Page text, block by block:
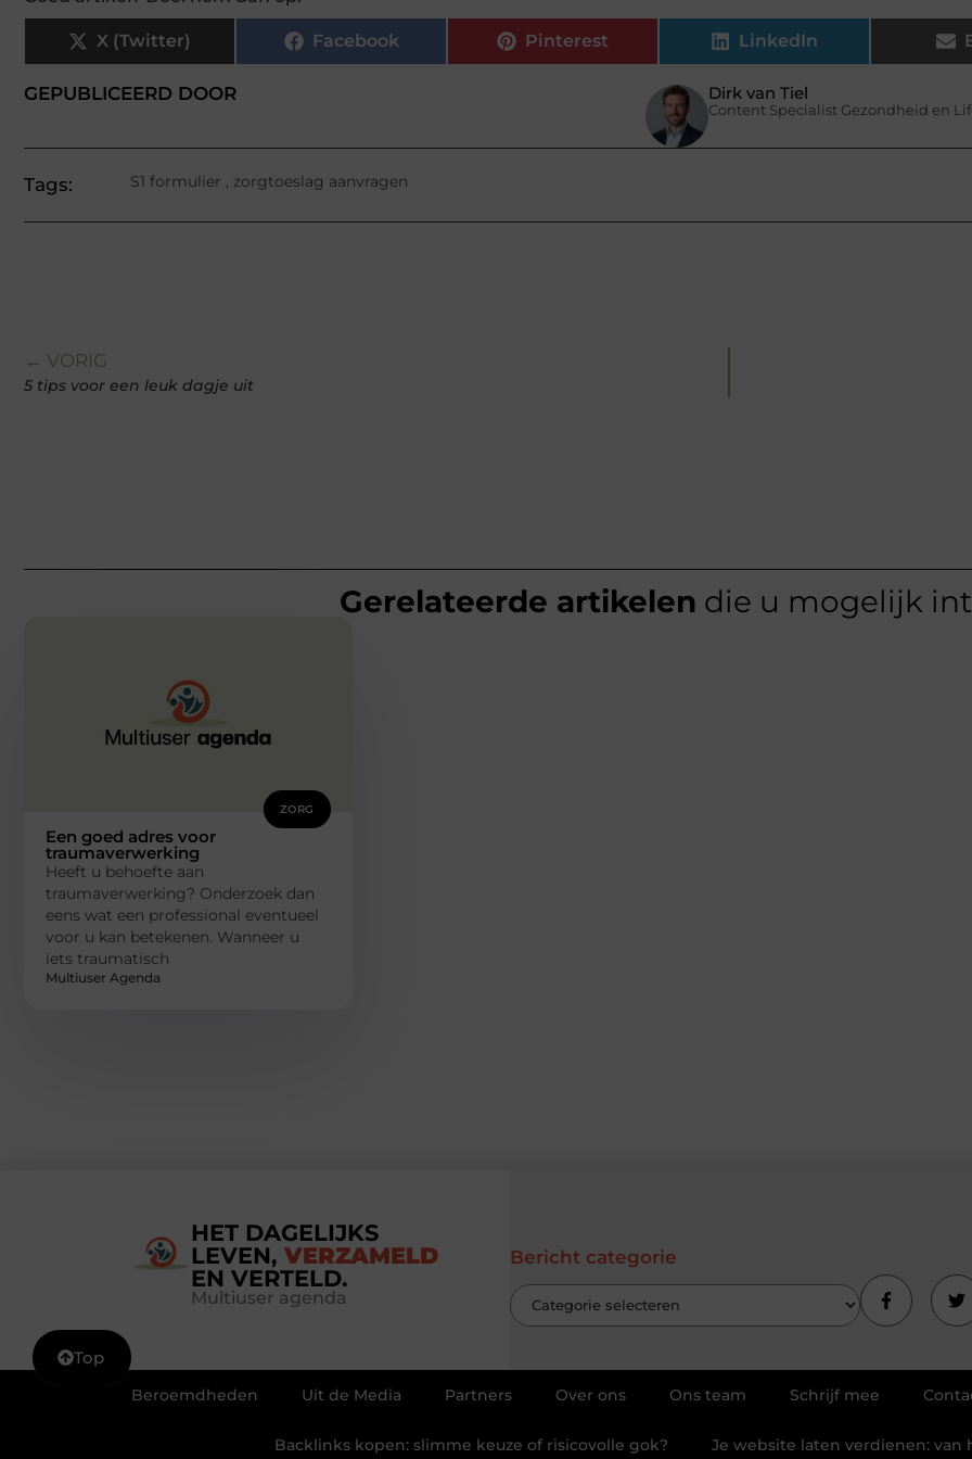
Top
X (Twitter) Facebook Pinterest LinkedIn
GEPUBLICEERD DOOR Dirk van Tiel
Content Specialist Gezondheid en
Tags: S1 formulier , zorgtoeslag aanvragen
← VORIG
5 tips voor een leuk dagje uit
Gerelateerde artikelen die u mogelijk
ZORG
Een goed adres voor
traumaverwerking
Heeft u behoefte aan
traumaverwerking? Onderzoek dan
eens wat een professional eventueel
voor u kan betekenen. Wanneer u
iets traumatisch
Multiuser Agenda
HET DAGELIJKS
LEVEN, VERZAMELD
EN VERTELD.
Multiuser agenda
Bericht categorie
Beroemdheden Uit de Media Partners Over ons Ons team Schrijf mee
Backlinks kopen: slimme keuze of risicovolle gok? Je website laten verdienen: